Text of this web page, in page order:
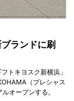
ランドに刷
トキヨスク新横浜」
（プレシャス
オープンする。